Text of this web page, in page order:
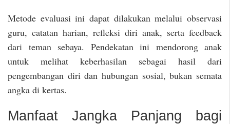
Metode evaluasi ini dapat dilakukan melalui observasi
guru, catatan harian, refleksi diri anak, serta feedback
dari teman sebaya. Pendekatan ini mendorong anak
untuk melihat keberhasilan sebagai hasil dari
pengembangan diri dan hubungan sosial, bukan semata
angka di kertas.
Manfaat Jangka Panjang bagi